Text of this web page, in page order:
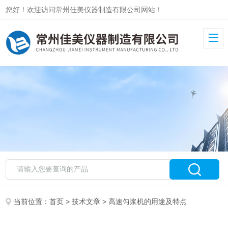
您好！欢迎访问常州佳美仪器制造有限公司网站！
当前位置：首页 >技术文章 > 高速匀浆机的用途及特点